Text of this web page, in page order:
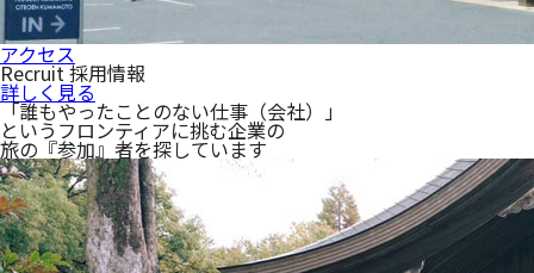
アクセス
Recruit採用情報
詳しく見る
「誰もやったことのない仕事（会社）」
という フロンティアに挑む企業の
旅の『参加』者を探しています